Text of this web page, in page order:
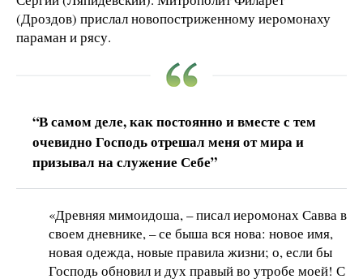
(Дроздов) прислал новопостриженному иеромонаху
параман и рясу.
“В самом деле, как постоянно и вместе с тем
очевидно Господь отрешал меня от мира и
призывал на служение Себе”
«Древняя мимоидоша, – писал иеромонах Савва в
своем дневнике, – се быша вся нова: новое имя,
новая одежда, новые правила жизни; о, если бы
Господь обновил и дух правый во утробе моей! С